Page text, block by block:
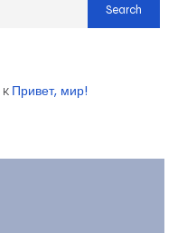
Search
к Привет, мир!